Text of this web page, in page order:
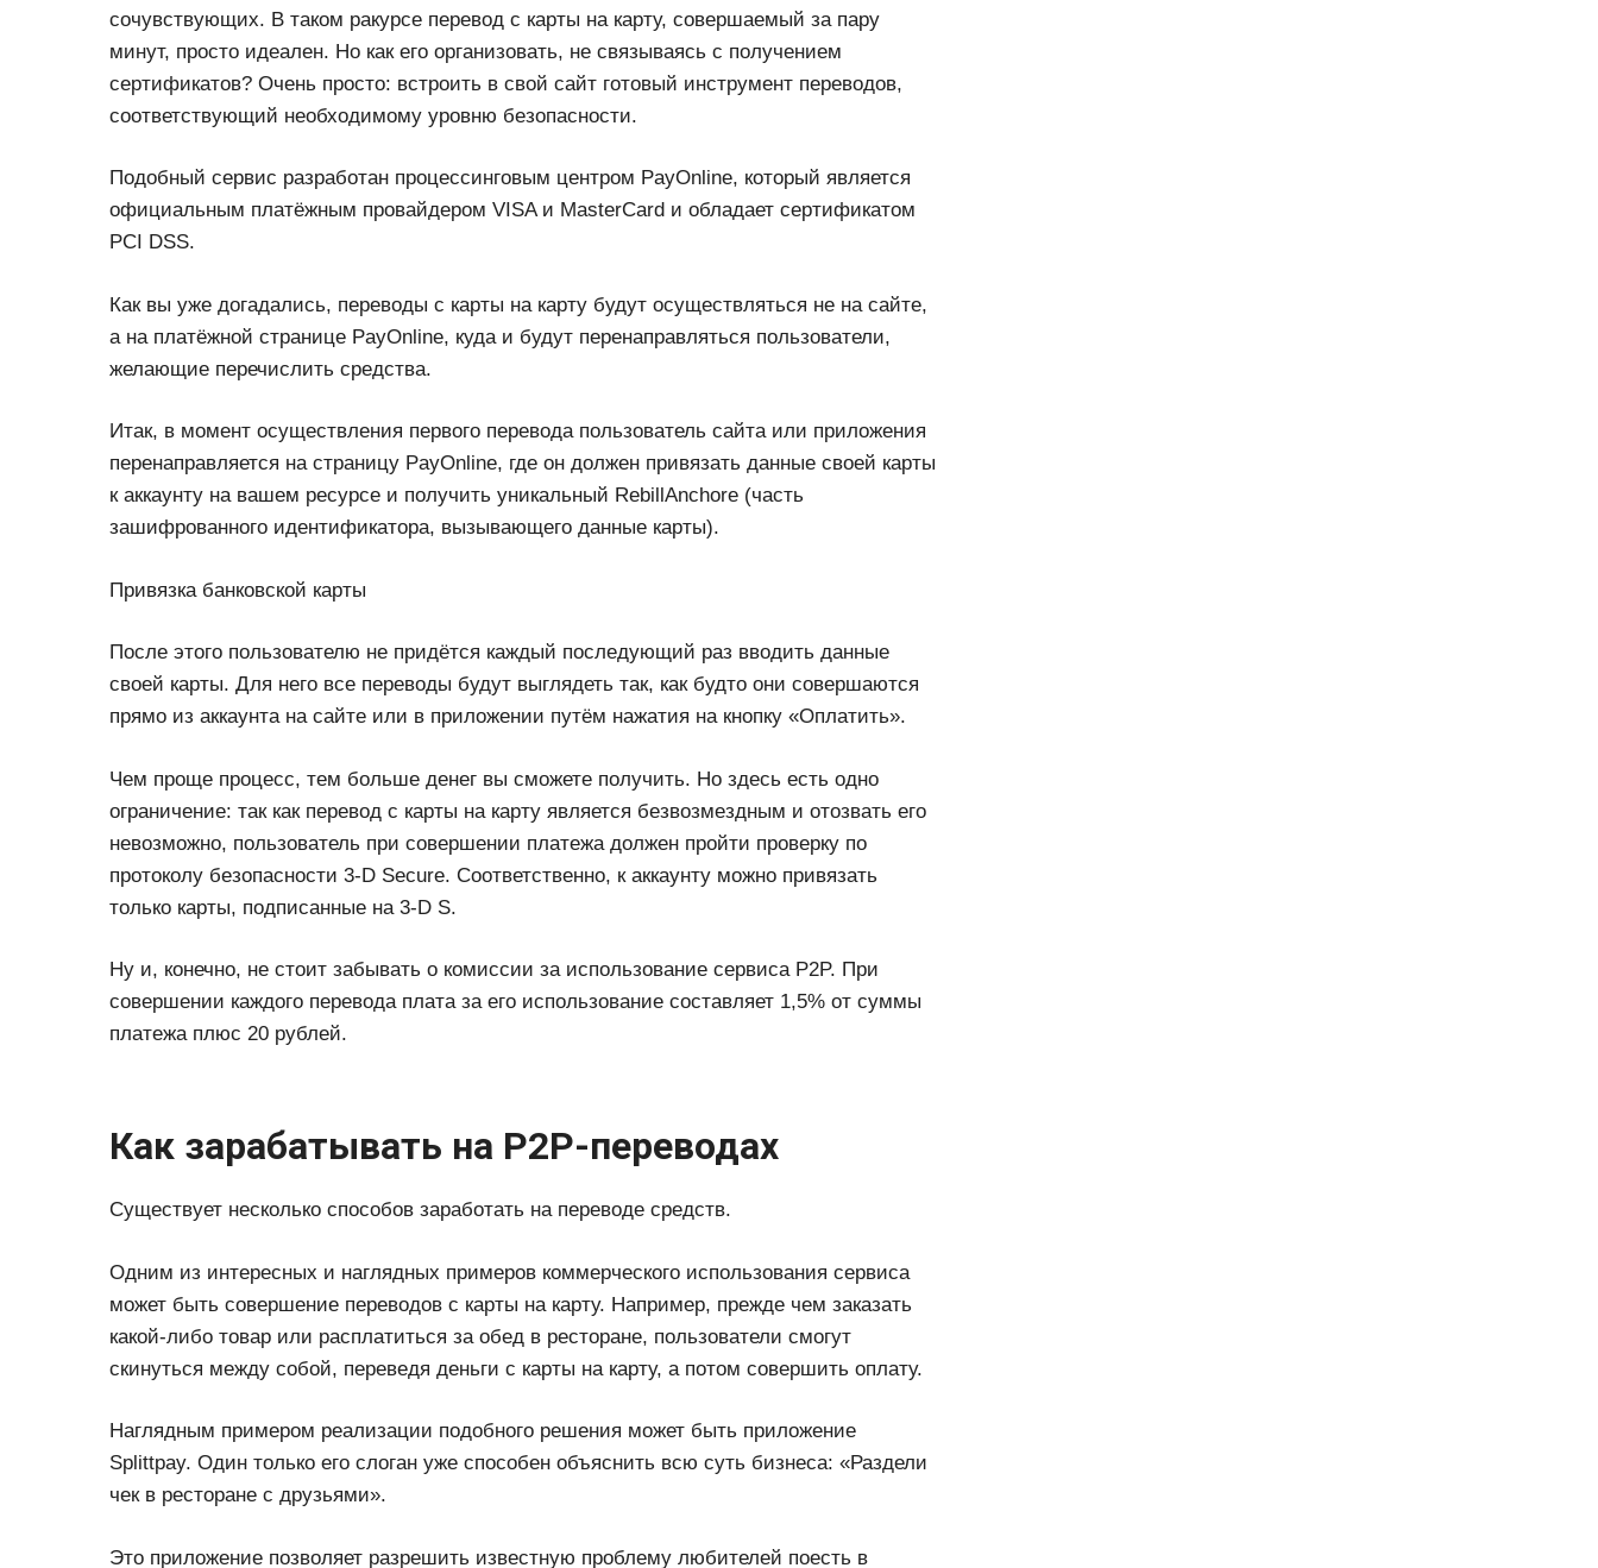
сочувствующих. В таком ракурсе перевод с карты на карту, совершаемый за пару
минут, просто идеален. Но как его организовать, не связываясь с получением
сертификатов? Очень просто: встроить в свой сайт готовый инструмент переводов,
соответствующий необходимому уровню безопасности.
Подобный сервис разработан процессинговым центром PayOnline, который является
официальным платёжным провайдером VISA и MasterCard и обладает сертификатом
PCI DSS.
Как вы уже догадались, переводы с карты на карту будут осуществляться не на сайте,
а на платёжной странице PayOnline, куда и будут перенаправляться пользователи,
желающие перечислить средства.
Итак, в момент осуществления первого перевода пользователь сайта или приложения
перенаправляется на страницу PayOnline, где он должен привязать данные своей карты
к аккаунту на вашем ресурсе и получить уникальный RebillAnchore (часть
зашифрованного идентификатора, вызывающего данные карты).
Привязка банковской карты
После этого пользователю не придётся каждый последующий раз вводить данные
своей карты. Для него все переводы будут выглядеть так, как будто они совершаются
прямо из аккаунта на сайте или в приложении путём нажатия на кнопку «Оплатить».
Чем проще процесс, тем больше денег вы сможете получить. Но здесь есть одно
ограничение: так как перевод с карты на карту является безвозмездным и отозвать его
невозможно, пользователь при совершении платежа должен пройти проверку по
протоколу безопасности 3-D Secure. Соответственно, к аккаунту можно привязать
только карты, подписанные на 3-D S.
Ну и, конечно, не стоит забывать о комиссии за использование сервиса P2P. При
совершении каждого перевода плата за его использование составляет 1,5% от суммы
платежа плюс 20 рублей.
Как зарабатывать на P2P-переводах
Существует несколько способов заработать на переводе средств.
Одним из интересных и наглядных примеров коммерческого использования сервиса
может быть совершение переводов с карты на карту. Например, прежде чем заказать
какой-либо товар или расплатиться за обед в ресторане, пользователи смогут
скинуться между собой, переведя деньги с карты на карту, а потом совершить оплату.
Наглядным примером реализации подобного решения может быть приложение
Splittpay. Один только его слоган уже способен объяснить всю суть бизнеса: «Раздели
чек в ресторане с друзьями».
Это приложение позволяет разрешить известную проблему любителей поесть в